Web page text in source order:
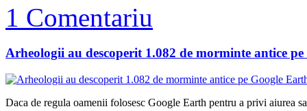
1 Comentariu
Arheologii au descoperit 1.082 de morminte antice
Daca de regula oamenii folosesc Google Earth pentru a privi aiurea